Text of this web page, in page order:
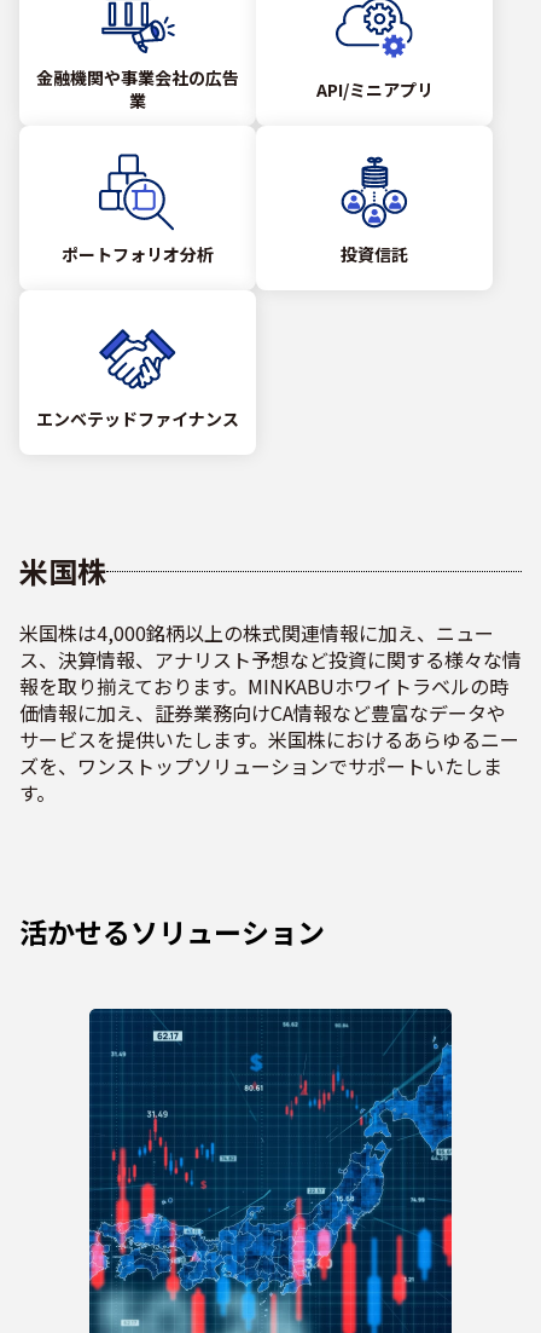
金融機関や事業会社の広告
業
API/ミニアプリ
ポートフォリオ分析 投資信託
エンベテッドファイナンス
米国株
米国株は4,000銘柄以上の株式関連情報に加え、ニュー
ス、決算情報、アナリスト予想など投資に関する様々な情
報を取り揃えております。MINKABUホワイトラベルの時
価情報に加え、証券業務向けCA情報など豊富なデータや
サービスを提供いたします。米国株におけるあらゆるニー
ズを、ワンストップソリューションでサポートいたしま
す。
活かせるソリューション